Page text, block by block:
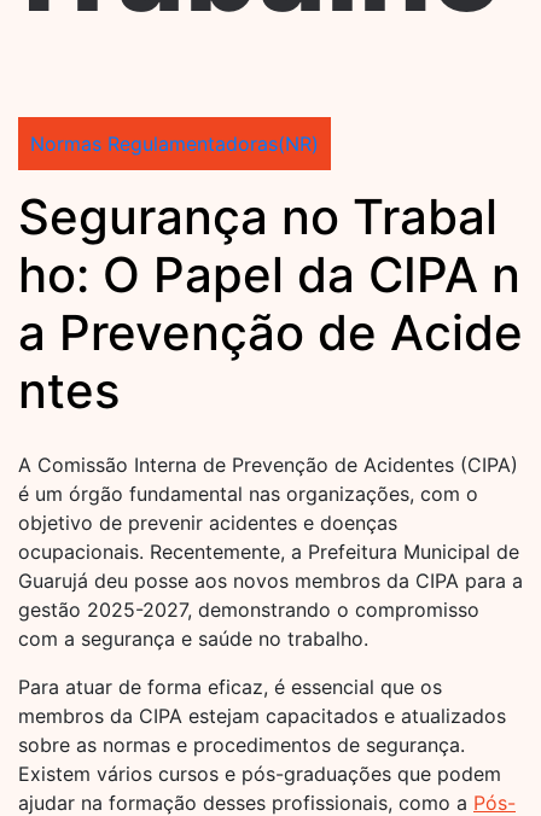
Normas Regulamentadoras(NR)
Segurança no Trabal
ho: O Papel da CIPA n
a Prevenção de Acide
ntes
A Comissão Interna de Prevenção de Acidentes (CIPA)
é um órgão fundamental nas organizações, com o
objetivo de prevenir acidentes e doenças
ocupacionais. Recentemente, a Prefeitura Municipal de
Guarujá deu posse aos novos membros da CIPA para a
gestão 2025-2027, demonstrando o compromisso
com a segurança e saúde no trabalho.
Para atuar de forma eficaz, é essencial que os
membros da CIPA estejam capacitados e atualizados
sobre as normas e procedimentos de segurança.
Existem vários cursos e pós-graduações que podem
ajudar na formação desses profissionais, como a Pós-